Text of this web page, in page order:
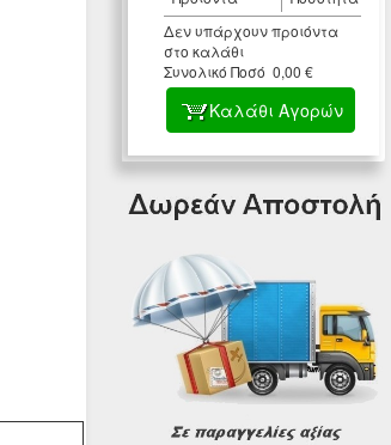
Δεν υπάρχουν προιόντα
στο καλάθι
Συνολικό Ποσό 0,00 €
Καλάθι Αγορών